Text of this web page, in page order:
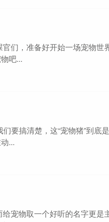
们，准备好开始一场宠物世
吧...
要搞清楚，这“宠物猪”到底
...
宠物取一个好听的名字更是